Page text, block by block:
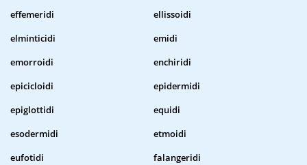
effemeridi
ellissoidi
elminticidi
emidi
emorroidi
enchiridi
epicicloidi
epidermidi
epiglottidi
equidi
esodermidi
etmoidi
eufotidi
falangeridi